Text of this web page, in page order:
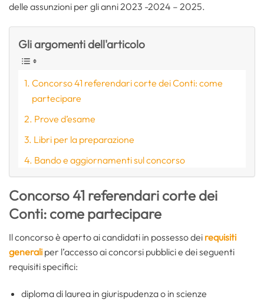
delle assunzioni per gli anni 2023 -2024 – 2025.
Gli argomenti dell'articolo
Concorso 41 referendari corte dei Conti: come
partecipare
Prove d’esame
Libri per la preparazione
Bando e aggiornamenti sul concorso
Concorso 41 referendari corte dei
Conti: come partecipare
Il concorso è aperto ai candidati in possesso dei requisiti
generali per l’accesso ai concorsi pubblici e dei seguenti
requisiti specifici:
diploma di laurea in giurispudenza o in scienze